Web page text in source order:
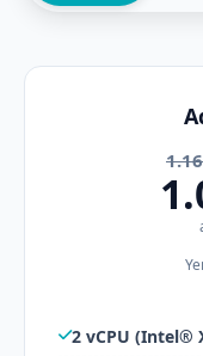
2 vCPU (Intel®